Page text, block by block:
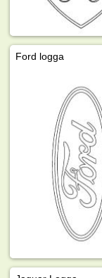
Ford logga